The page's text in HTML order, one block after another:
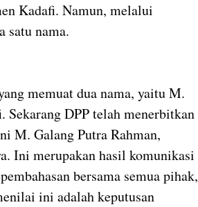
Kadafi. Namun, melalui
satu nama.
memuat dua nama, yaitu M.
Sekarang DPP telah menerbitkan
M. Galang Putra Rahman,
Ini merupakan hasil komunikasi
bersama semua pihak,
ini adalah keputusan